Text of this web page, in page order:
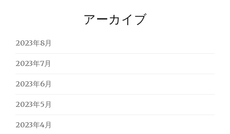
アーカイブ
2023年8月
2023年7月
2023年6月
2023年5月
2023年4月